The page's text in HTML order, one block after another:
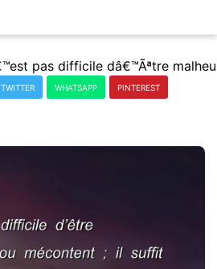
TWITTER WHATSAPP PINTEREST